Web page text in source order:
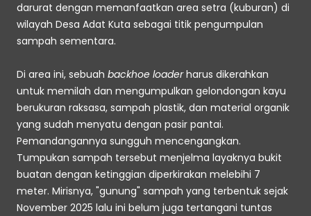
darurat dengan memanfaatkan area setra (kuburan) di
wilayah Desa Adat Kuta sebagai titik pengumpulan
sampah sementara.
Di area ini, sebuah backhoe loader harus dikerahkan
untuk memilah dan mengumpulkan gelondongan kayu
berukuran raksasa, sampah plastik, dan material organik
yang sudah menyatu dengan pasir pantai.
Pemandangannya sungguh mencengangkan.
Tumpukan sampah tersebut menjelma layaknya bukit
buatan dengan ketinggian diperkirakan melebihi 7
meter. Mirisnya, "gunung" sampah yang terbentuk sejak
November 2025 lalu ini belum juga tertangani tuntas